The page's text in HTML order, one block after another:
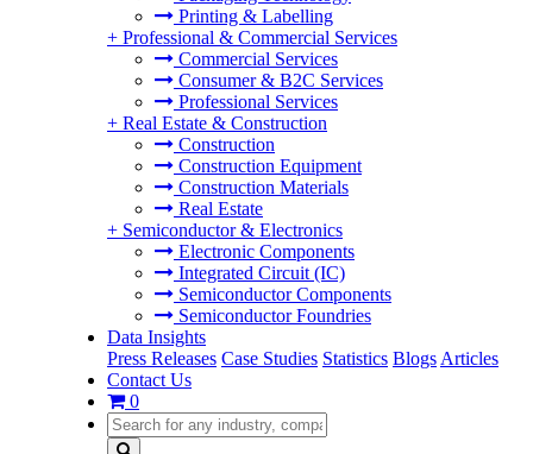
Printing & Labelling
+ Professional & Commercial Services
Commercial Services
Consumer & B2C Services
Professional Services
+ Real Estate & Construction
Construction
Construction Equipment
Construction Materials
Real Estate
+ Semiconductor & Electronics
Electronic Components
Integrated Circuit (IC)
Semiconductor Components
Semiconductor Foundries
Data Insights
Press Releases Case Studies Statistics Blogs Articles
Contact Us
0